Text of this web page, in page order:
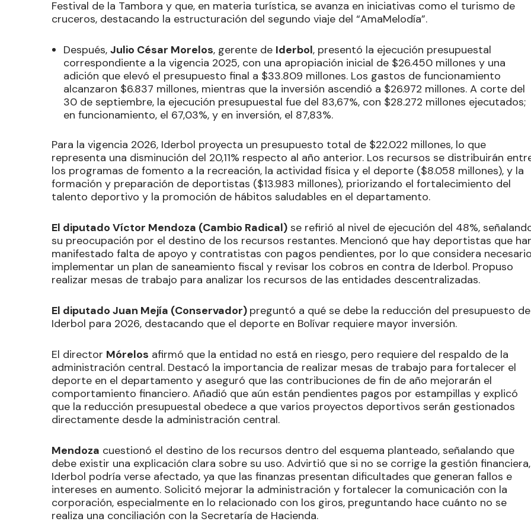
Festival de la Tambora y que, en materia turística, se avanza en iniciativas como el turismo de
cruceros, destacando la estructuración del segundo viaje del “AmaMelodía”.
Después, Julio César Morelos, gerente de Iderbol, presentó la ejecución presupuestal
correspondiente a la vigencia 2025, con una apropiación inicial de $26.450 millones y una
adición que elevó el presupuesto final a $33.809 millones. Los gastos de funcionamiento
alcanzaron $6.837 millones, mientras que la inversión ascendió a $26.972 millones. A corte del
30 de septiembre, la ejecución presupuestal fue del 83,67%, con $28.272 millones ejecutados;
en funcionamiento, el 67,03%, y en inversión, el 87,83%.
Para la vigencia 2026, Iderbol proyecta un presupuesto total de $22.022 millones, lo que
representa una disminución del 20,11% respecto al año anterior. Los recursos se distribuirán
los programas de fomento a la recreación, la actividad física y el deporte ($8.058 millones), y la
formación y preparación de deportistas ($13.983 millones), priorizando el fortalecimiento del
talento deportivo y la promoción de hábitos saludables en el departamento.
El diputado Víctor Mendoza (Cambio Radical) se refirió al nivel de ejecución del 48%,
su preocupación por el destino de los recursos restantes. Mencionó que hay deportistas que
manifestado falta de apoyo y contratistas con pagos pendientes, por lo que considera necesario
implementar un plan de saneamiento fiscal y revisar los cobros en contra de Iderbol. Propuso
realizar mesas de trabajo para analizar los recursos de las entidades descentralizadas.
El diputado Juan Mejía (Conservador) preguntó a qué se debe la reducción del presupuesto de
Iderbol para 2026, destacando que el deporte en Bolívar requiere mayor inversión.
El director Mórelos afirmó que la entidad no está en riesgo, pero requiere del respaldo de la
administración central. Destacó la importancia de realizar mesas de trabajo para fortalecer el
deporte en el departamento y aseguró que las contribuciones de fin de año mejorarán el
comportamiento financiero. Añadió que aún están pendientes pagos por estampillas y explicó
que la reducción presupuestal obedece a que varios proyectos deportivos serán gestionados
directamente desde la administración central.
Mendoza cuestionó el destino de los recursos dentro del esquema planteado, señalando que
debe existir una explicación clara sobre su uso. Advirtió que si no se corrige la gestión financiera,
Iderbol podría verse afectado, ya que las finanzas presentan dificultades que generan fallos e
intereses en aumento. Solicitó mejorar la administración y fortalecer la comunicación con la
corporación, especialmente en lo relacionado con los giros, preguntando hace cuánto no se
realiza una conciliación con la Secretaría de Hacienda.